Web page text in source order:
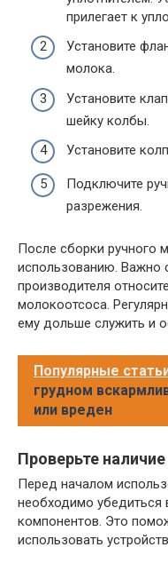
прилегает к
Установите
молока.
Установите
шейку колбы.
Установите
Подключите
разрежения.
После сборки ручного
использованию. Важно
производителя
молокоотсоса.
ему дольше служить и
Популярные
грудном
или вреден
Проверьте
Перед началом
необходимо убедиться
компонентов. Это
использовать